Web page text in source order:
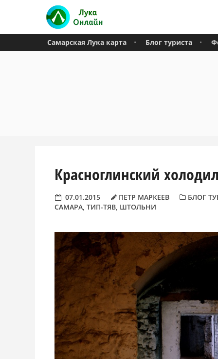
Самарская Лука карта Блог туриста
Красноглинский
07.01.2015 ПЕТР МАРКЕЕВ
БЛОГ
САМАРА, ТИП-ТЯВ, ШТОЛЬНИ